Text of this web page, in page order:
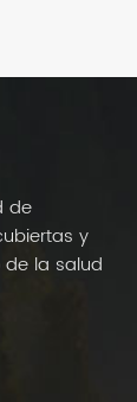
de
y
la salud